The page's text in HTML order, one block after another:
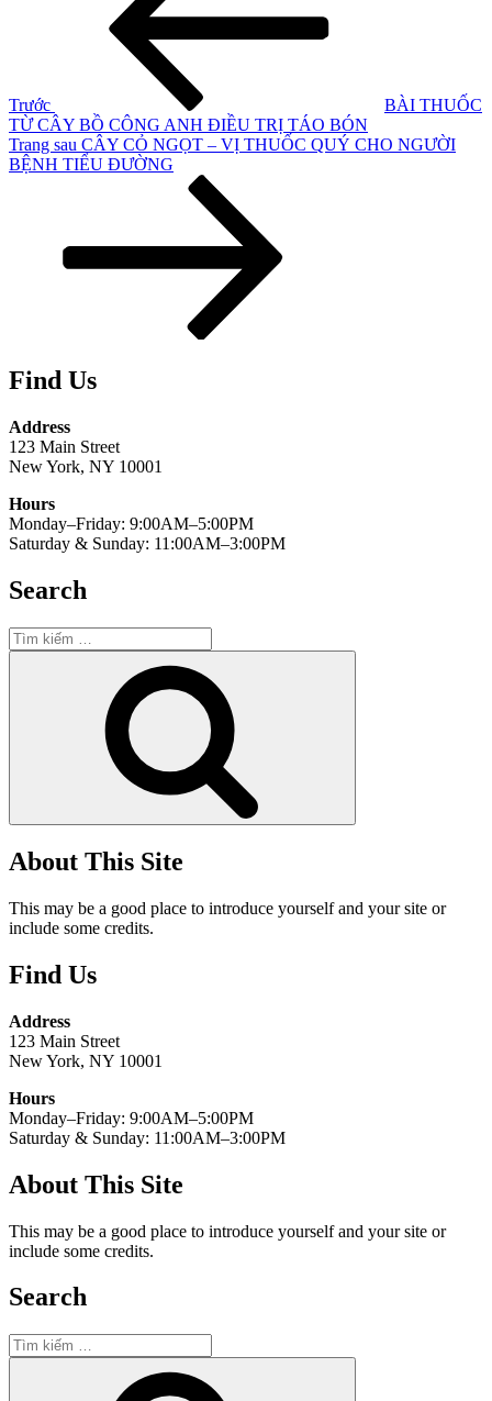
Trước
BÀI THUỐC
TỪ CÂY BỒ CÔNG ANH ĐIỀU TRỊ TÁO BÓN
Bài
tiếp
Trang sau CÂY CỎ NGỌT – VỊ THUỐC QUÝ CHO NGƯỜI
BỆNH TIỂU ĐƯỜNG
Find Us
Address
123 Main Street
New York, NY 10001
Hours
Monday–Friday: 9:00AM–5:00PM
Saturday & Sunday: 11:00AM–3:00PM
Search
Tìm
kiếm:
About This Site
This may be a good place to introduce yourself and your site or
include some credits.
Find Us
Address
123 Main Street
New York, NY 10001
Hours
Monday–Friday: 9:00AM–5:00PM
Saturday & Sunday: 11:00AM–3:00PM
About This Site
This may be a good place to introduce yourself and your site or
include some credits.
Search
Tìm
kiếm: